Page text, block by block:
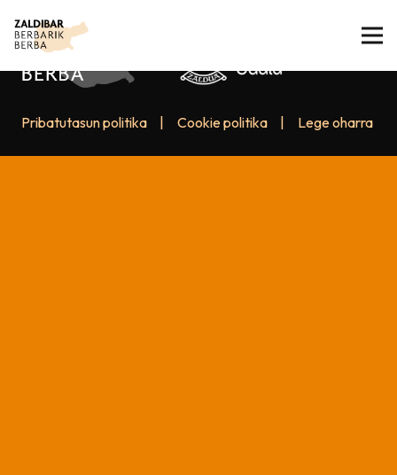
Pribatutasun politika Cookie politika Lege oharra